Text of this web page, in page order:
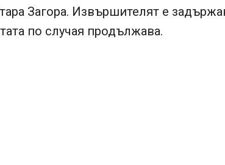
Загора. Извършителят е
по случая продължава.